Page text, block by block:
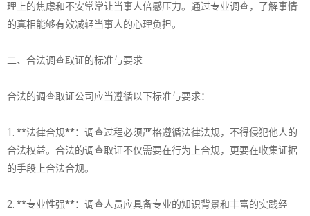
理上的焦虑和不安常常让当事人倍感压力。通过专业调查，了解事情
的真相能够有效减轻当事人的心理负担。
二、合法调查取证的标准与要求
合法的调查取证公司应当遵循以下标准与要求：
1. **法律合规**：调查过程必须严格遵循法律法规，不得侵犯他人的
合法权益。合法的调查取证不仅需要在行为上合规，更要在收集证据
的手段上合法合规。
2. **专业性强**：调查人员应具备专业的知识背景和丰富的实践经